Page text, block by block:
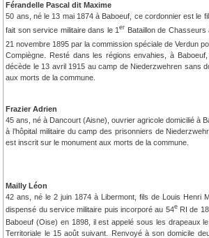
Férandelle Pascal dit Maxime
50 ans, né le 13 mai 1874 à Baboeuf, ce cordonnier est le
fait son service militaire dans le 1er Bataillon de
21 novembre 1895 par la commission spéciale de Verdun
Compiègne. Resté dans les régions envahies, à
décède le 13 avril 1915 au camp de Niederzwehren sans
aux morts de la commune.
Frazier Adrien
45 ans, né à Dancourt (Aisne), ouvrier agricole domicilié à
à l’hôpital militaire du camp des prisonniers de
est inscrit sur le monument aux morts de la commune.
Mailly Léon
42 ans, né le 2 juin 1874 à Libermont, fils de Louis Henri
dispensé du service militaire puis incorporé au 54eRI de
Baboeuf (Oise) en 1898, il est appelé sous les drapeaux
Territoriale le 15 août suivant. Renvoyé à son domicile